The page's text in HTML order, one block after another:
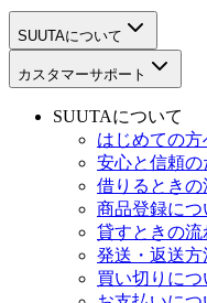
SUUTAについて
カスタマーサポート
SUUTAについて
はじめての方
安心と信頼の
借りるときの
商品登録につ
貸すときの流
発送・返送方
買い切りにつ